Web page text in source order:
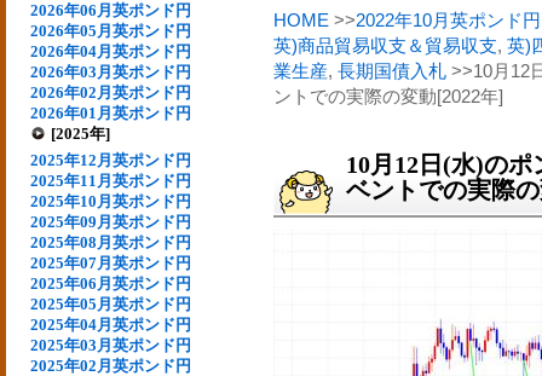
2026年06月英ポンド円
2026年05月英ポンド円
2026年04月英ポンド円
2026年03月英ポンド円
2026年02月英ポンド円
2026年01月英ポンド円
[2025年]
2025年12月英ポンド円
2025年11月英ポンド円
2025年10月英ポンド円
2025年09月英ポンド円
2025年08月英ポンド円
2025年07月英ポンド円
2025年06月英ポンド円
2025年05月英ポンド円
2025年04月英ポンド円
2025年03月英ポンド円
2025年02月英ポンド円
HOME >>2022年10月英ポンド円
英)商品貿易収支＆貿易収支, 英)
業生産, 長期国債入札 >>10月12
ントでの実際の変動[2022年]
10月12日(水)の
ベントでの実際